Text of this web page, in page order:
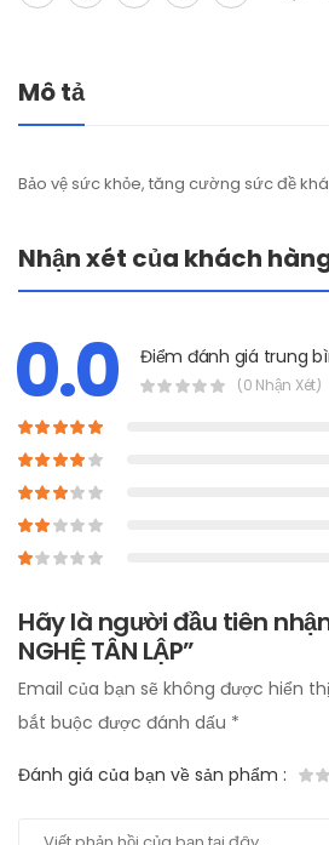
Mô tả
Bảo vệ sức khỏe, tăng cường sức đề
Nhận xét của khách
0.0 Điểm đánh giá trung
(0 Nhận Xét)
Hãy là người đầu tiên nhận
NGHỆ TÂN LẬP”
Email của bạn sẽ không được hiển
bắt buộc được đánh dấu *
Đánh giá của bạn về sản phẩm :